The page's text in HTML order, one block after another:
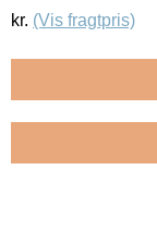
kr. (Vis fragtpris)